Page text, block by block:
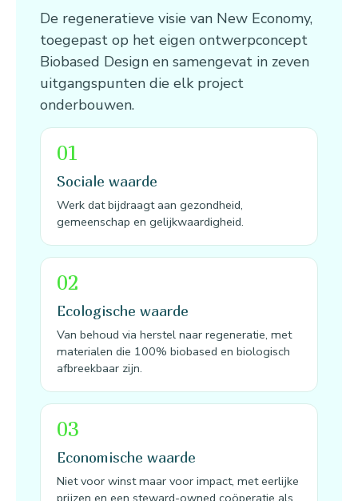
De regeneratieve visie van New Economy,
toegepast op het eigen ontwerpconcept
Biobased Design en samengevat in zeven
uitgangspunten die elk project
onderbouwen.
01
Sociale waarde
Werk dat bijdraagt aan gezondheid,
gemeenschap en gelijkwaardigheid.
02
Ecologische waarde
Van behoud via herstel naar regeneratie, met
materialen die 100% biobased en biologisch
afbreekbaar zijn.
03
Economische waarde
Niet voor winst maar voor impact, met eerlijke
prijzen en een steward-owned coöperatie als